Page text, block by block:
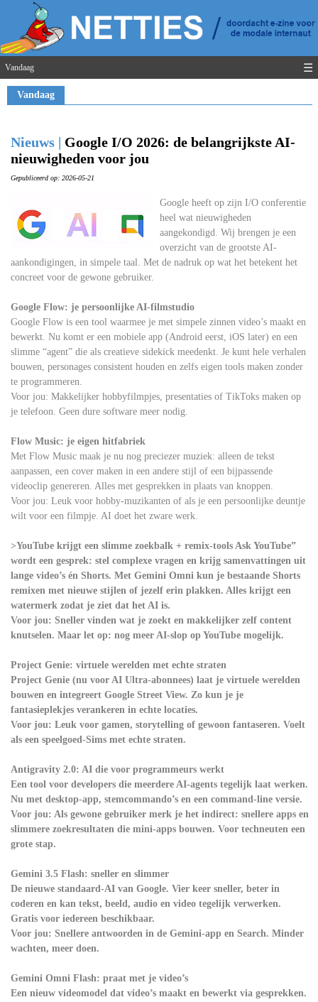
Vandaag ☰
Vandaag
Nieuws | Google I/O 2026: de belangrijkste AI-
nieuwigheden voor jou
Gepubliceerd op: 2026-05-21
Google heeft op zijn I/O conferentie
heel wat nieuwigheden
aangekondigd. Wij brengen je een
overzicht van de grootste AI-
aankondigingen, in simpele taal. Met de nadruk op wat het betekent het
concreet voor de gewone gebruiker.
Google Flow: je persoonlijke AI-filmstudio
Google Flow is een tool waarmee je met simpele zinnen video’s maakt en
bewerkt. Nu komt er een mobiele app (Android eerst, iOS later) en een
slimme “agent” die als creatieve sidekick meedenkt. Je kunt hele verhalen
bouwen, personages consistent houden en zelfs eigen tools maken zonder
te programmeren.
Voor jou: Makkelijker hobbyfilmpjes, presentaties of TikToks maken op
je telefoon. Geen dure software meer nodig.
Flow Music: je eigen hitfabriek
Met Flow Music maak je nu nog preciezer muziek: alleen de tekst
aanpassen, een cover maken in een andere stijl of een bijpassende
videoclip genereren. Alles met gesprekken in plaats van knoppen.
Voor jou: Leuk voor hobby-muzikanten of als je een persoonlijke deuntje
wilt voor een filmpje. AI doet het zware werk.
>YouTube krijgt een slimme zoekbalk + remix-tools Ask YouTube”
wordt een gesprek: stel complexe vragen en krijg samenvattingen uit
lange video’s én Shorts. Met Gemini Omni kun je bestaande Shorts
remixen met nieuwe stijlen of jezelf erin plakken. Alles krijgt een
watermerk zodat je ziet dat het AI is.
Voor jou: Sneller vinden wat je zoekt en makkelijker zelf content
knutselen. Maar let op: nog meer AI-slop op YouTube mogelijk.
Project Genie: virtuele werelden met echte straten
Project Genie (nu voor AI Ultra-abonnees) laat je virtuele werelden
bouwen en integreert Google Street View. Zo kun je je
fantasieplekjes verankeren in echte locaties.
Voor jou: Leuk voor gamen, storytelling of gewoon fantaseren. Voelt
als een speelgoed-Sims met echte straten.
Antigravity 2.0: AI die voor programmeurs werkt
Een tool voor developers die meerdere AI-agents tegelijk laat werken.
Nu met desktop-app, stemcommando’s en een command-line versie.
Voor jou: Als gewone gebruiker merk je het indirect: snellere apps en
slimmere zoekresultaten die mini-apps bouwen. Voor techneuten een
grote stap.
Gemini 3.5 Flash: sneller en slimmer
De nieuwe standaard-AI van Google. Vier keer sneller, beter in
coderen en kan tekst, beeld, audio en video tegelijk verwerken.
Gratis voor iedereen beschikbaar.
Voor jou: Snellere antwoorden in de Gemini-app en Search. Minder
wachten, meer doen.
Gemini Omni Flash: praat met je video’s
Een nieuw videomodel dat video’s maakt en bewerkt via gesprekken.